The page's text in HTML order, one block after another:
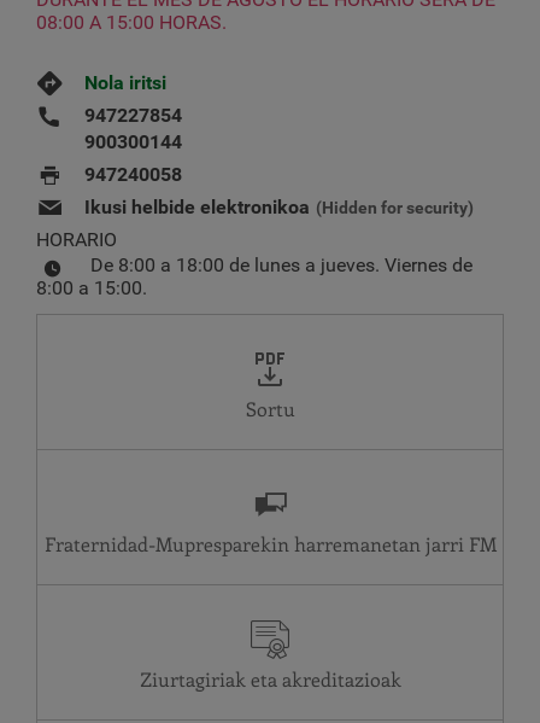
08:00 A 15:00 HORAS.
Nola iritsi
947227854
900300144
947240058
Ikusi helbide elektronikoa (Hidden for security)
HORARIO
De 8:00 a 18:00 de lunes a jueves. Viernes de
8:00 a 15:00.
Sortu
Fraternidad-Mupresparekin harremanetan jarri
Ziurtagiriak eta akreditazioak